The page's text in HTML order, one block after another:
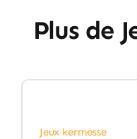
Plus de
Jeux kermesse